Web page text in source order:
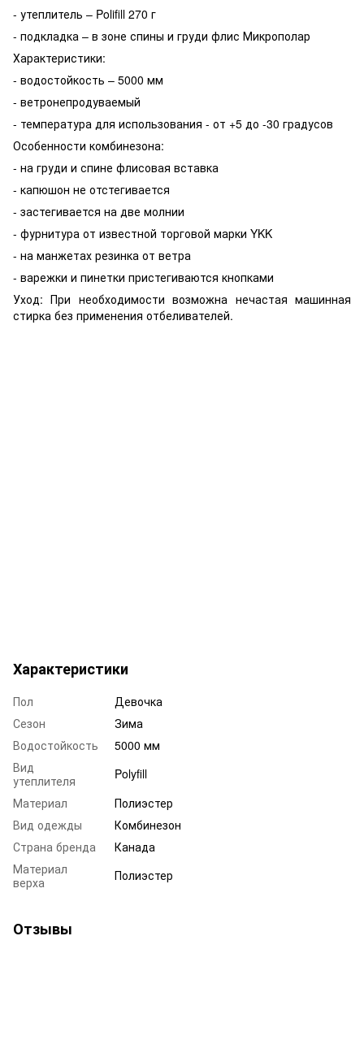
- утеплитель – Polifill 270 г
- подкладка – в зоне спины и груди флис Микрополар
Характеристики:
- водостойкость – 5000 мм
- ветронепродуваемый
- температура для использования - от +5 до -30 градусов
Особенности комбинезона:
- на груди и спине флисовая вставка
- капюшон не отстегивается
- застегивается на две молнии
- фурнитура от известной торговой марки YKK
- на манжетах резинка от ветра
- варежки и пинетки пристегиваются кнопками
Уход: При необходимости возможна нечастая машинная
стирка без применения отбеливателей.
Характеристики
Пол
Девочка
Сезон
Зима
Водостойкость
5000 мм
Вид
утеплителя
Polyfill
Материал
Полиэстер
Вид одежды
Комбинезон
Страна бренда
Канада
Материал
верха
Полиэстер
Отзывы